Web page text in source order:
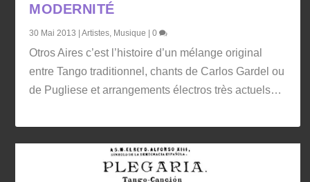
MODERNITÉ
30 Mai 2013 |Artistes Musique |0
Otros Aires c’est l’histoire d’un mélange original
entre Tango traditionnel, chants de Carlos Gardel ou
de Pugliese et arrangements électros très actuels…